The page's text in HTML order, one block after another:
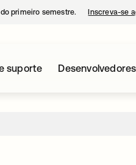
primeiro semestre. Inscreva-se
suporte Desenvolvedores